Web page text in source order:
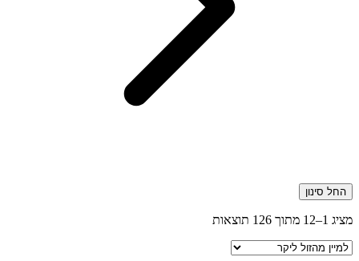
החל סינון
מציג 1–12 מתוך 126 תוצאות